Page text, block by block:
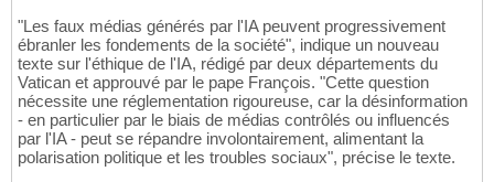
"Les faux médias générés par l'IA peuvent progressivement
ébranler les fondements de la société", indique un nouveau
texte sur l'éthique de l'IA, rédigé par deux départements du
Vatican et approuvé par le pape François. "Cette question
nécessite une réglementation rigoureuse, car la désinformation
- en particulier par le biais de médias contrôlés ou influencés
par l'IA - peut se répandre involontairement, alimentant la
polarisation politique et les troubles sociaux", précise le texte.